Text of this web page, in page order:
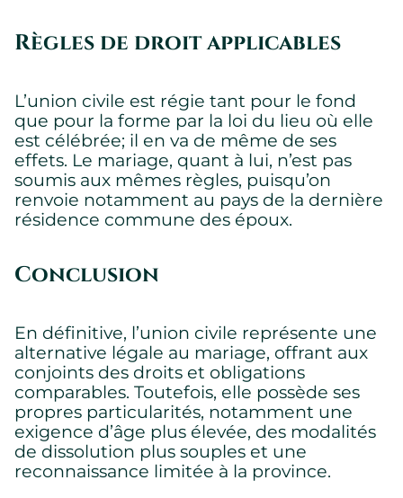
Règles de droit applicables
L’union civile est régie tant pour le fond
que pour la forme par la loi du lieu où elle
est célébrée; il en va de même de ses
effets. Le mariage, quant à lui, n’est pas
soumis aux mêmes règles, puisqu’on
renvoie notamment au pays de la dernière
résidence commune des époux.
Conclusion
En définitive, l’union civile représente une
alternative légale au mariage, offrant aux
conjoints des droits et obligations
comparables. Toutefois, elle possède ses
propres particularités, notamment une
exigence d’âge plus élevée, des modalités
de dissolution plus souples et une
reconnaissance limitée à la province.